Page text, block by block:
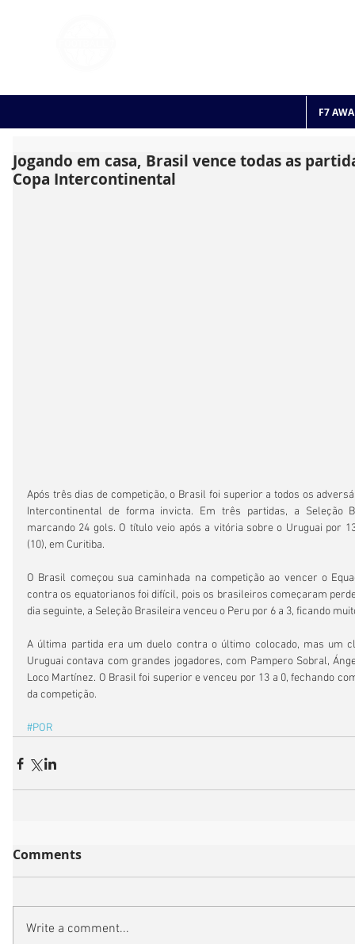
F7
Jogando em casa, Brasil vence todas as
Copa Intercontinental
Após três dias de competição, o Brasil foi superior a todos os
Intercontinental de forma invicta. Em três partidas, a Seleção
marcando 24 gols. O título veio após a vitória sobre o Uruguai por
(10), em Curitiba.
O Brasil começou sua caminhada na competição ao vencer o
contra os equatorianos foi difícil, pois os brasileiros começaram
dia seguinte, a Seleção Brasileira venceu o Peru por 6 a 3, ficando
A última partida era um duelo contra o último colocado, mas um
Uruguai contava com grandes jogadores, com Pampero Sobral,
Loco Martínez. O Brasil foi superior e venceu por 13 a 0, fechando
da competição.
#POR
Comments
Write a comment...